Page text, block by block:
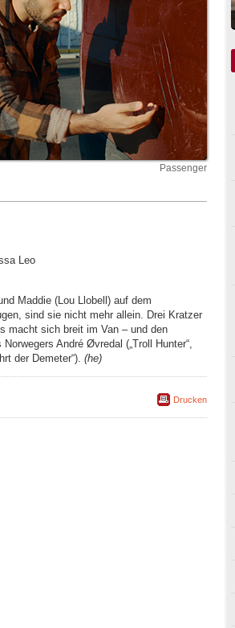
Passenger
Leo
Maddie (Lou Llobell) auf dem
sind sie nicht mehr allein. Drei Kratzer
macht sich breit im Van – und den
André Øvredal („Troll Hunter“,
der Demeter“). (he)
Drucken